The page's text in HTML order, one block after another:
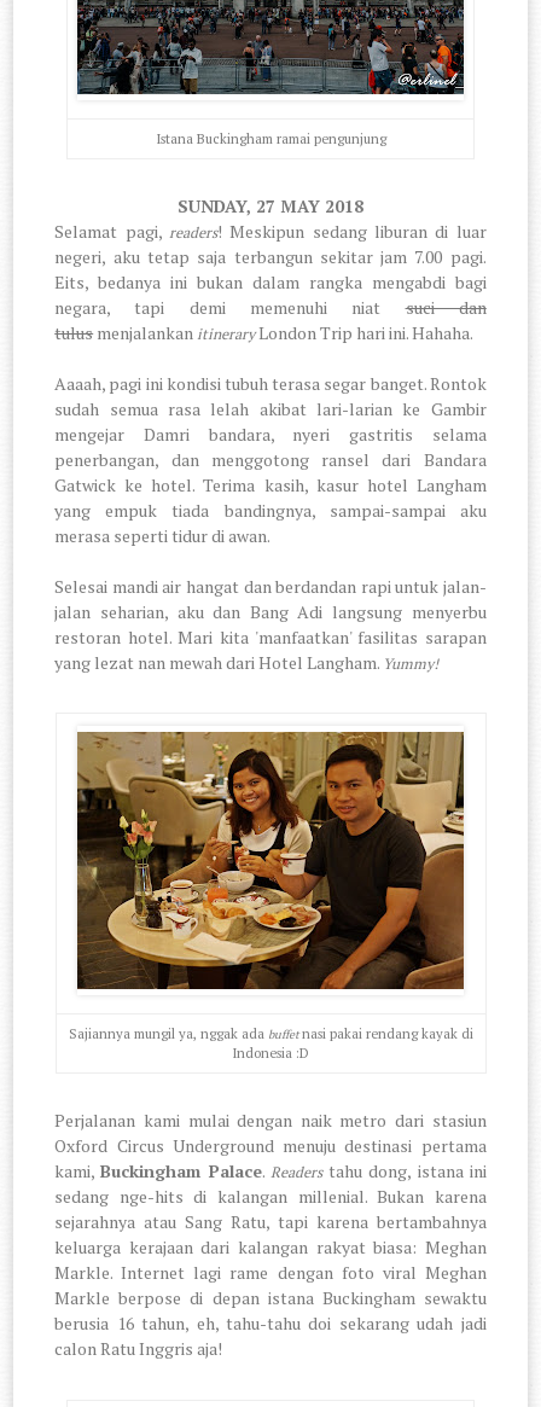
Istana Buckingham ramai pengunjung
SUNDAY, 27 MAY 2018
Selamat pagi, readers! Meskipun sedang liburan di luar
negeri, aku tetap saja terbangun sekitar jam 7.00 pagi.
Eits, bedanya ini bukan dalam rangka mengabdi bagi
negara, tapi demi memenuhi niatsuci dan
tulusmenjalankanitineraryLondon Trip hari ini. Hahaha.
Aaaah, pagi ini kondisi tubuh terasa segar banget. Rontok
sudah semua rasa lelah akibat lari-larian ke Gambir
mengejar Damri bandara, nyeri gastritis selama
penerbangan, dan menggotong ransel dari Bandara
Gatwick ke hotel. Terima kasih, kasur hotel Langham
yang empuk tiada bandingnya, sampai-sampai aku
merasa seperti tidur di awan.
Selesai mandi air hangat dan berdandan rapi untuk jalan-
jalan seharian, aku dan Bang Adi langsung menyerbu
restoran hotel. Mari kita 'manfaatkan' fasilitas sarapan
yang lezat nan mewah dari Hotel Langham. Yummy!
Sajiannya mungil ya, nggak ada buffetnasi pakai rendang kayak di
Indonesia :D
Perjalanan kami mulai dengan naik metro dari stasiun
Oxford Circus Underground menuju destinasi pertama
kami,Buckingham Palace. Readers tahu dong, istana ini
sedang nge-hits di kalangan millenial. Bukan karena
sejarahnya atau Sang Ratu, tapi karena bertambahnya
keluarga kerajaan dari kalangan rakyat biasa: Meghan
Markle. Internet lagi rame dengan foto viral Meghan
Markle berpose di depan istana Buckingham sewaktu
berusia 16 tahun, eh, tahu-tahu doi sekarang udah jadi
calon Ratu Inggris aja!